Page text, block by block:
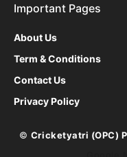
Important Pages
About Us
Term & Conditions
Contact Us
Privacy Policy
© Cricketyatri (OPC)